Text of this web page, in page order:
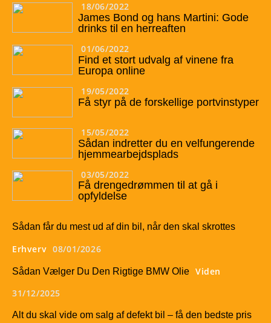
18/06/2022
James Bond og hans Martini: Gode
drinks til en herreaften
01/06/2022
Find et stort udvalg af vinene fra
Europa online
19/05/2022
Få styr på de forskellige portvinstyper
15/05/2022
Sådan indretter du en velfungerende
hjemmearbejdsplads
03/05/2022
Få drengedrømmen til at gå i
opfyldelse
Sådan får du mest ud af din bil, når den skal skrottes
Erhverv 08/01/2026
Sådan Vælger Du Den Rigtige BMW Olie Viden
31/12/2025
Alt du skal vide om salg af defekt bil – få den bedste pris